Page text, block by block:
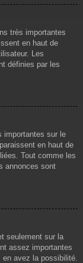
très importantes
en haut de
Les
définies par les
importantes sur le
en haut de
Tout comme les
annonces sont
seulement sur la
assez importantes
avez la possibilité.